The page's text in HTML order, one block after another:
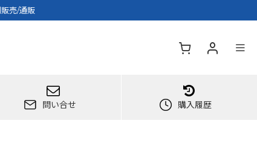
売/通販
問い合せ 購入履歴